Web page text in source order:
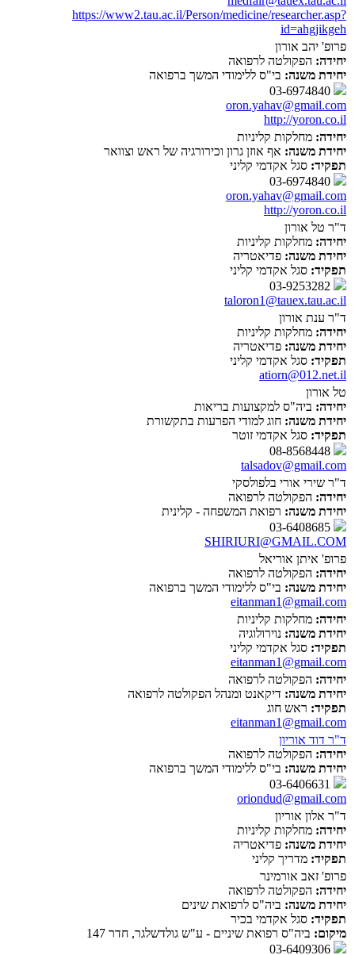
https://www2.tau.ac.il/Person/medicine/researcher.asp?
id=ahgjikgeh
פרופ' יהב אורון
יחידה: הפקולטה לרפואה
יחידת משנה: בי"ס ללימודי המשך ברפואה
oron.yahav@gmail.com
http://yoron.co.il
יחידה: מחלקות קליניות
יחידת משנה: אף אוזן גרון וכירורגיה של ראש וצוואר
תפקיד: סגל אקדמי קליני
oron.yahav@gmail.com
http://yoron.co.il
ד"ר טל אורון
יחידה: מחלקות קליניות
יחידת משנה: פדיאטריה
תפקיד: סגל אקדמי קליני
taloron1@tauex.tau.ac.il
ד"ר ענת אורון
יחידה: מחלקות קליניות
יחידת משנה: פדיאטריה
תפקיד: סגל אקדמי קליני
atiorn@012.net.il
טל אורון
יחידה: ביה"ס למקצועות בריאות
יחידת משנה: חוג למודי הפרעות בתקשורת
תפקיד: סגל אקדמי זוטר
talsadov@gmail.com
ד"ר שירי אורי בלפולסקי
יחידה: הפקולטה לרפואה
יחידת משנה: רפואת המשפחה - קלינית
SHIRIURI@GMAIL.COM
פרופ' איתן אוריאל
יחידה: הפקולטה לרפואה
יחידת משנה: בי"ס ללימודי המשך ברפואה
eitanman1@gmail.com
יחידה: מחלקות קליניות
יחידת משנה: נוירולוגיה
תפקיד: סגל אקדמי קליני
eitanman1@gmail.com
יחידה: הפקולטה לרפואה
יחידת משנה: דיקאנט ומנהל הפקולטה לרפואה
תפקיד: ראש חוג
eitanman1@gmail.com
ד"ר דוד אוריון
יחידה: הפקולטה לרפואה
יחידת משנה: בי"ס ללימודי המשך ברפואה
oriondud@gmail.com
ד"ר אלון אוריון
יחידה: מחלקות קליניות
יחידת משנה: פדיאטריה
תפקיד: מדריך קליני
פרופ' זאב אורמינר
יחידה: הפקולטה לרפואה
יחידת משנה: ביה"ס לרפואת שינים
תפקיד: סגל אקדמי בכיר
מיקום: ביה"ס רפואת שיניים - ע"ש גולדשלגר, חדר 147